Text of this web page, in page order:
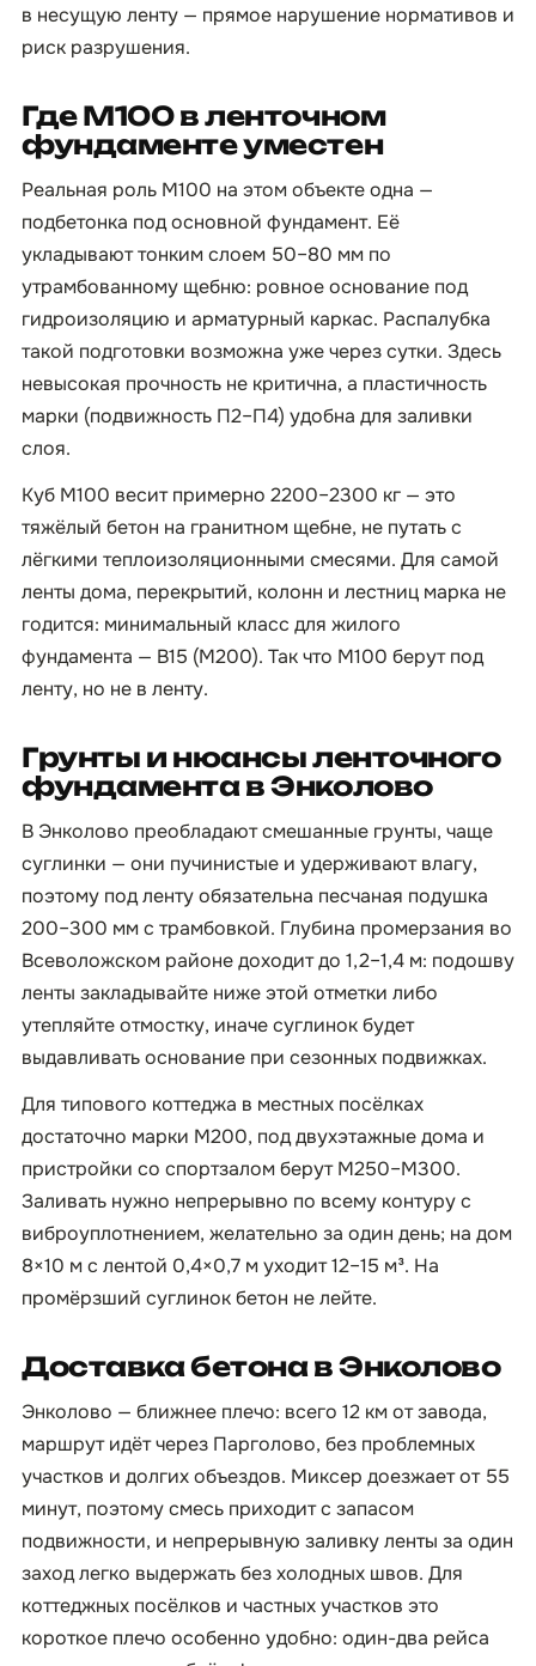
в несущую ленту — прямое нарушение нормативов и
риск разрушения.
Где М100 в ленточном
фундаменте уместен
Реальная роль М100 на этом объекте одна —
подбетонка под основной фундамент. Её
укладывают тонким слоем 50–80 мм по
утрамбованному щебню: ровное основание под
гидроизоляцию и арматурный каркас. Распалубка
такой подготовки возможна уже через сутки. Здесь
невысокая прочность не критична, а пластичность
марки (подвижность П2–П4) удобна для заливки
слоя.
Куб М100 весит примерно 2200–2300 кг — это
тяжёлый бетон на гранитном щебне, не путать с
лёгкими теплоизоляционными смесями. Для самой
ленты дома, перекрытий, колонн и лестниц марка не
годится: минимальный класс для жилого
фундамента — B15 (М200). Так что М100 берут под
ленту, но не в ленту.
Грунты и нюансы ленточного
фундамента в Энколово
В Энколово преобладают смешанные грунты, чаще
суглинки — они пучинистые и удерживают влагу,
поэтому под ленту обязательна песчаная подушка
200–300 мм с трамбовкой. Глубина промерзания во
Всеволожском районе доходит до 1,2–1,4 м: подошву
ленты закладывайте ниже этой отметки либо
утепляйте отмостку, иначе суглинок будет
выдавливать основание при сезонных подвижках.
Для типового коттеджа в местных посёлках
достаточно марки М200, под двухэтажные дома и
пристройки со спортзалом берут М250–М300.
Заливать нужно непрерывно по всему контуру с
виброуплотнением, желательно за один день; на дом
8×10 м с лентой 0,4×0,7 м уходит 12–15 м³. На
промёрзший суглинок бетон не лейте.
Доставка бетона в Энколово
Энколово — ближнее плечо: всего 12 км от завода,
маршрут идёт через Парголово, без проблемных
участков и долгих объездов. Миксер доезжает от 55
минут, поэтому смесь приходит с запасом
подвижности, и непрерывную заливку ленты за один
заход легко выдержать без холодных швов. Для
коттеджных посёлков и частных участков это
короткое плечо особенно удобно: один-два рейса